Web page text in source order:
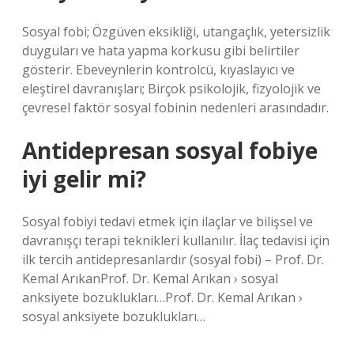
Sosyal fobi; Özgüven eksikliği, utangaçlık, yetersizlik
duyguları ve hata yapma korkusu gibi belirtiler
gösterir. Ebeveynlerin kontrolcü, kıyaslayıcı ve
eleştirel davranışları; Birçok psikolojik, fizyolojik ve
çevresel faktör sosyal fobinin nedenleri arasındadır.
Antidepresan sosyal fobiye
iyi gelir mi?
Sosyal fobiyi tedavi etmek için ilaçlar ve bilişsel ve
davranışçı terapi teknikleri kullanılır. İlaç tedavisi için
ilk tercih antidepresanlardır (sosyal fobi) – Prof. Dr.
Kemal ArıkanProf. Dr. Kemal Arıkan › sosyal
anksiyete bozuklukları…Prof. Dr. Kemal Arıkan ›
sosyal anksiyete bozuklukları…